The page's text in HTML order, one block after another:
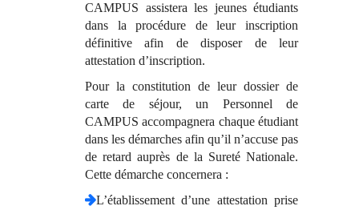
CAMPUS assistera les jeunes étudiants
dans la procédure de leur inscription
définitive afin de disposer de leur
attestation d’inscription.
Pour la constitution de leur dossier de
carte de séjour, un Personnel de
CAMPUS accompagnera chaque étudiant
dans les démarches afin qu’il n’accuse pas
de retard auprès de la Sureté Nationale.
Cette démarche concernera :
L’établissement d’une attestation prise